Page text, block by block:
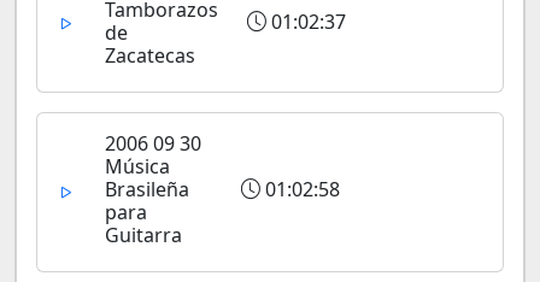
Tamborazos
de
Zacatecas
01:02:37
2006 09 30
Música
Brasileña
para
Guitarra
01:02:58